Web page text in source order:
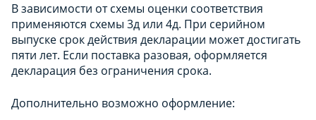
В зависимости от схемы оценки соответствия
применяются схемы 3д или 4д. При серийном
выпуске срок действия декларации может достигать
пяти лет. Если поставка разовая, оформляется
декларация без ограничения срока.
Дополнительно возможно оформление: